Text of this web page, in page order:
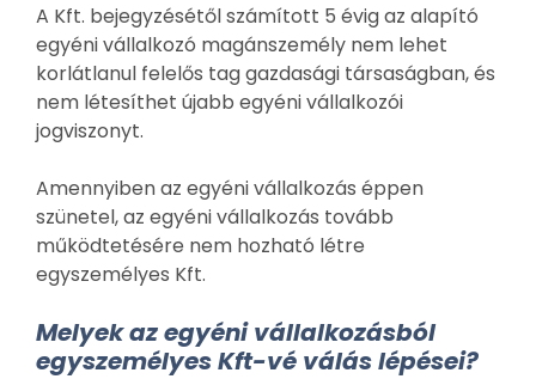
A Kft. bejegyzésétől számított 5 évig az alapító
egyéni vállalkozó magánszemély nem lehet
korlátlanul felelős tag gazdasági társaságban, és
nem létesíthet újabb egyéni vállalkozói
jogviszonyt.
Amennyiben az egyéni vállalkozás éppen
szünetel, az egyéni vállalkozás tovább
működtetésére nem hozható létre
egyszemélyes Kft.
Melyek az egyéni vállalkozásból
egyszemélyes Kft-vé válás lépései?